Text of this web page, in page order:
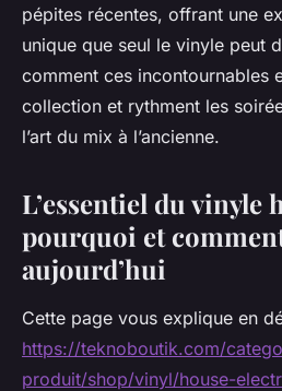
pépites récentes, offrant une
unique que seul le vinyle peut
comment ces incontournables
collection et rythment les
l’art du mix à l’ancienne.
L’essentiel du vinyle
pourquoi et
aujourd’hui
Cette page vous explique en
https://teknoboutik.com/
produit/shop/vinyl/house-